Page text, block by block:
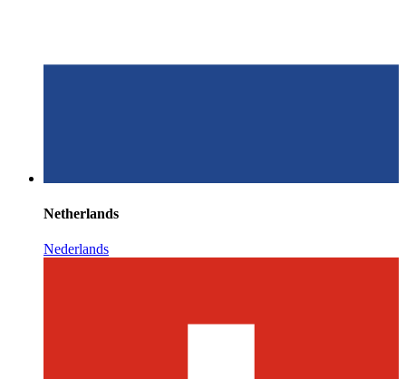
Netherlands
Nederlands